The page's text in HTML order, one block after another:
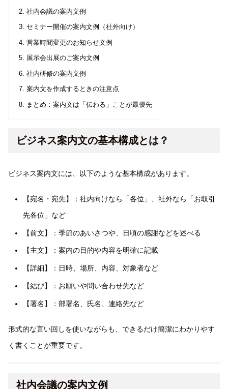
社内会議の案内文例
セミナー開催の案内文例（社外向け）
営業時間変更のお知らせ文例
展示会出展のご案内文例
社内研修の案内文例
案内文を作成するときの注意点
まとめ：案内文は「伝わる」ことが最優先
ビジネス案内文の基本構成とは？
ビジネス案内文には、以下のような基本構成があります。
【宛名・宛先】：社内向けなら「各位」、社外なら「お取引
先各位」など
【前文】：季節のあいさつや、日頃の感謝などを述べる
【主文】：案内の目的や内容を明確に記載
【詳細】：日時、場所、内容、対象者など
【結び】：お願いや問い合わせ先など
【署名】：部署名、氏名、連絡先など
形式的な言い回しを使いながらも、できるだけ簡潔にわかりやす
く書くことが重要です。
社内会議の案内文例